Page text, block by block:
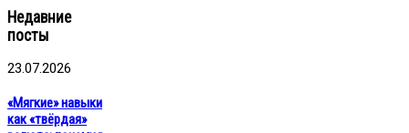
Недавние
посты
23.07.2026
«Мягкие» навыки
как «твёрдая»